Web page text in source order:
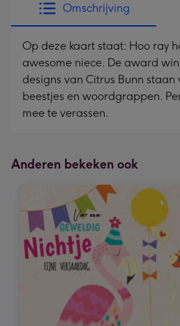
-
Dimensions:
241
x
333
mm
Omschrijving
Op deze kaart staat: Hoo ray
awesome niece. De award
designs van Citrus Bunn staan
beestjes en woordgrappen.
mee te verassen.
Anderen bekeken ook